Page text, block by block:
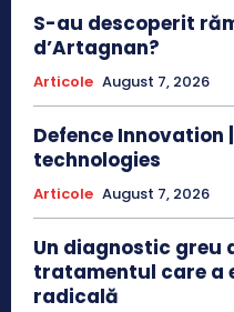
S-au descoperit
d’Artagnan?
Articole August 7, 2026
Defence Innovation
technologies
Articole August 7, 2026
Un diagnostic greu
tratamentul care a
radicală